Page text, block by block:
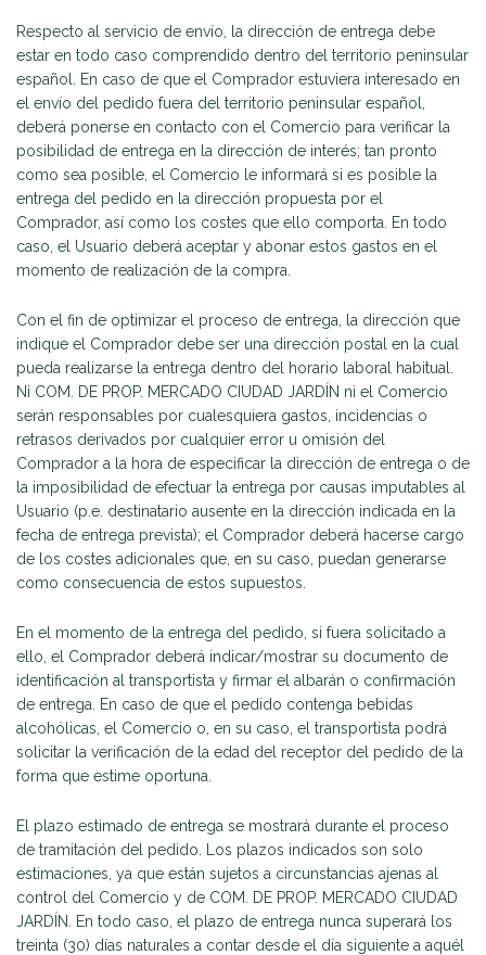
Respecto al servicio de envío, la dirección de entrega debe
estar en todo caso comprendido dentro del territorio peninsular
español. En caso de que el Comprador estuviera interesado en
el envío del pedido fuera del territorio peninsular español,
deberá ponerse en contacto con el Comercio para verificar la
posibilidad de entrega en la dirección de interés; tan pronto
como sea posible, el Comercio le informará si es posible la
entrega del pedido en la dirección propuesta por el
Comprador, así como los costes que ello comporta. En todo
caso, el Usuario deberá aceptar y abonar estos gastos en el
momento de realización de la compra.
Con el fin de optimizar el proceso de entrega, la dirección que
indique el Comprador debe ser una dirección postal en la cual
pueda realizarse la entrega dentro del horario laboral habitual.
Ni COM. DE PROP. MERCADO CIUDAD JARDÍN ni el Comercio
serán responsables por cualesquiera gastos, incidencias o
retrasos derivados por cualquier error u omisión del
Comprador a la hora de especificar la dirección de entrega o de
la imposibilidad de efectuar la entrega por causas imputables al
Usuario (p.e. destinatario ausente en la dirección indicada en la
fecha de entrega prevista); el Comprador deberá hacerse cargo
de los costes adicionales que, en su caso, puedan generarse
como consecuencia de estos supuestos.
En el momento de la entrega del pedido, si fuera solicitado a
ello, el Comprador deberá indicar/mostrar su documento de
identificación al transportista y firmar el albarán o confirmación
de entrega. En caso de que el pedido contenga bebidas
alcohólicas, el Comercio o, en su caso, el transportista podrá
solicitar la verificación de la edad del receptor del pedido de la
forma que estime oportuna.
El plazo estimado de entrega se mostrará durante el proceso
de tramitación del pedido. Los plazos indicados son solo
estimaciones, ya que están sujetos a circunstancias ajenas al
control del Comercio y de COM. DE PROP. MERCADO CIUDAD
JARDÍN. En todo caso, el plazo de entrega nunca superará los
treinta (30) días naturales a contar desde el día siguiente a aquél